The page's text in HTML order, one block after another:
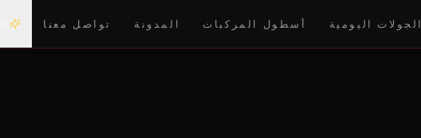
الجولات اليومية أسطول المركبات المدونة تواصل معنا